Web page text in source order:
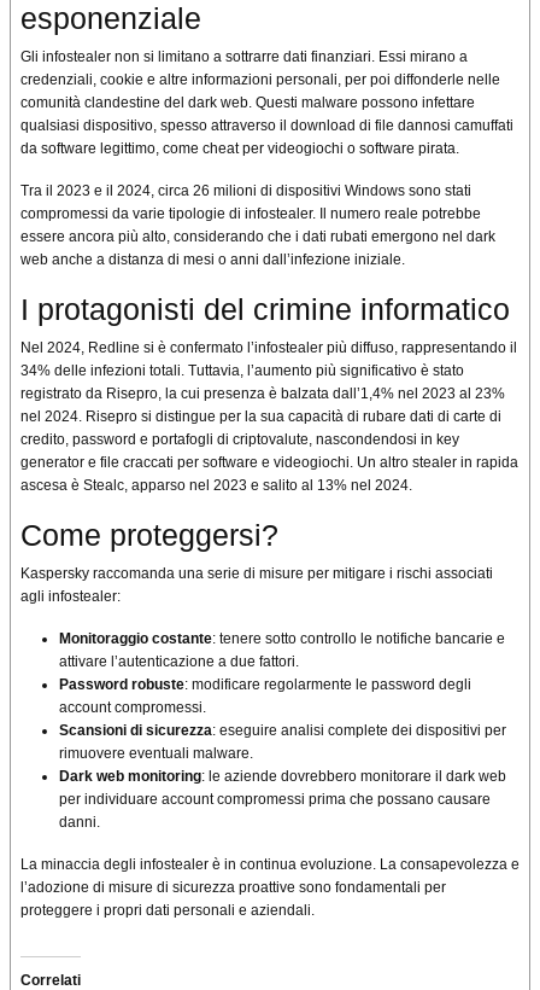
esponenziale
Gli infostealer non si limitano a sottrarre dati finanziari. Essi mirano a
credenziali, cookie e altre informazioni personali, per poi diffonderle nelle
comunità clandestine del dark web. Questi malware possono infettare
qualsiasi dispositivo, spesso attraverso il download di file dannosi camuffati
da software legittimo, come cheat per videogiochi o software pirata.
Tra il 2023 e il 2024, circa 26 milioni di dispositivi Windows sono stati
compromessi da varie tipologie di infostealer. Il numero reale potrebbe
essere ancora più alto, considerando che i dati rubati emergono nel dark
web anche a distanza di mesi o anni dall’infezione iniziale.
I protagonisti del crimine informatico
Nel 2024, Redline si è confermato l’infostealer più diffuso, rappresentando il
34% delle infezioni totali. Tuttavia, l’aumento più significativo è stato
registrato da Risepro, la cui presenza è balzata dall’1,4% nel 2023 al 23%
nel 2024. Risepro si distingue per la sua capacità di rubare dati di carte di
credito, password e portafogli di criptovalute, nascondendosi in key
generator e file craccati per software e videogiochi. Un altro stealer in rapida
ascesa è Stealc, apparso nel 2023 e salito al 13% nel 2024.
Come proteggersi?
Kaspersky raccomanda una serie di misure per mitigare i rischi associati
agli infostealer:
Monitoraggio costante: tenere sotto controllo le notifiche bancarie e
attivare l’autenticazione a due fattori.
Password robuste: modificare regolarmente le password degli
account compromessi.
Scansioni di sicurezza: eseguire analisi complete dei dispositivi per
rimuovere eventuali malware.
Dark web monitoring: le aziende dovrebbero monitorare il dark web
per individuare account compromessi prima che possano causare
danni.
La minaccia degli infostealer è in continua evoluzione. La consapevolezza e
l’adozione di misure di sicurezza proattive sono fondamentali per
proteggere i propri dati personali e aziendali.
Correlati